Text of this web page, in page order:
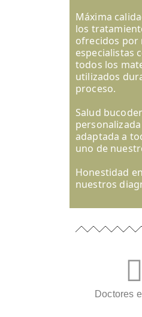
Máxima
los
ofrecidos por
especialistas
todos los
utilizados
proceso.
Salud
adaptada a
uno de
Honestidad
nuestros
Doctores